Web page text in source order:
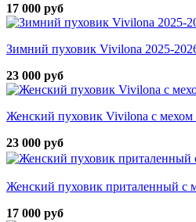
17 000 руб
Зимний пуховик Vivilona 2025-
23 000 руб
Женский пуховик Vivilona с мехом
23 000 руб
Женский пуховик приталенный с
17 000 руб